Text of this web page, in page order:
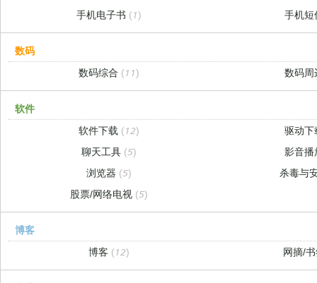
手机电子书 (1) 手机
数码
数码综合 (11) 数码
软件
软件下载 (12)
驱动
聊天工具 (5)
影音
浏览器 (5)
杀毒与
股票/网络电视 (5)
博客
博客 (12) 网摘/